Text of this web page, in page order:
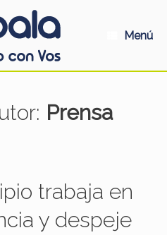
Menú
Prensa
trabaja en
y despeje